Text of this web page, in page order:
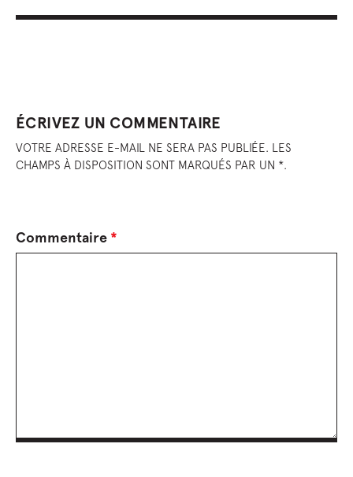
ÉCRIVEZ UN COMMENTAIRE
VOTRE ADRESSE E-MAIL NE SERA PAS PUBLIÉE. LES
CHAMPS À DISPOSITION SONT MARQUÉS PAR UN *.
Commentaire *